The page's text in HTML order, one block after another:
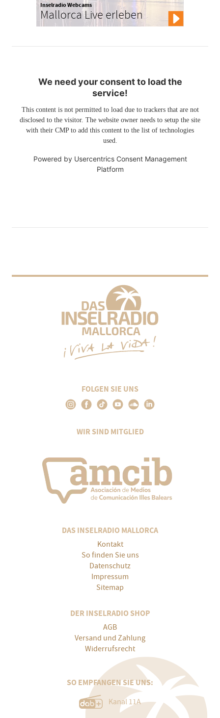
Inselradio Webcams
Mallorca Live erleben
We need your consent to load the
service!
This content is not permitted to load due to trackers that are not
disclosed to the visitor. The website owner needs to setup the site
with their CMP to add this content to the list of technologies
used.
Powered by Usercentrics Consent Management
Platform
FOLGEN SIE UNS
WIR SIND MITGLIED
DAS INSELRADIO MALLORCA
Kontakt
So finden Sie uns
Datenschutz
Impressum
Sitemap
DER INSELRADIO SHOP
AGB
Versand und Zahlung
Widerrufsrecht
SO EMPFANGEN SIE UNS:
Kanal 11A